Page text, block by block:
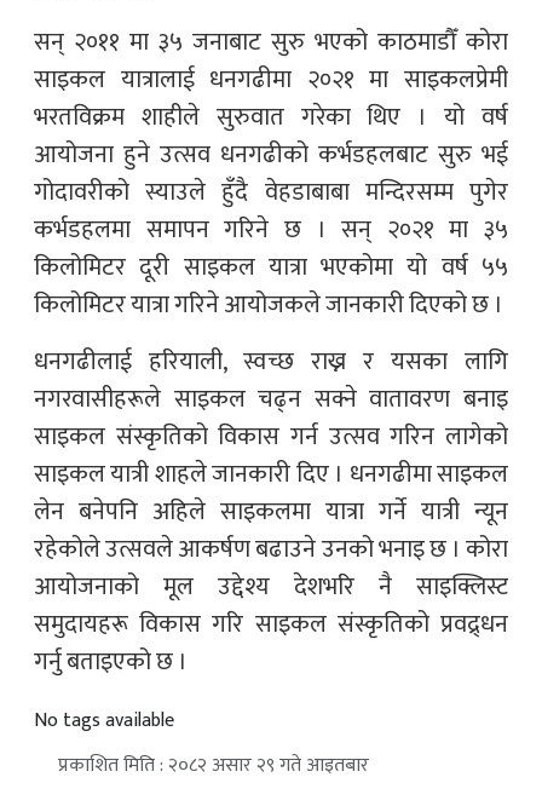
सन् २०११ मा ३५ जनाबाट सुरु भएको काठमाडौँ कोरा
साइकल यात्रालाई धनगढीमा २०२१ मा साइकलप्रेमी
भरतविक्रम शाहीले सुरुवात गरेका थिए । यो वर्ष
आयोजना हुने उत्सव धनगढीको कर्भडहलबाट सुरु भई
गोदावरीको स्याउले हुँदै वेहडाबाबा मन्दिरसम्म पुगेर
कर्भडहलमा समापन गरिने छ । सन् २०२१ मा ३५
किलोमिटर दूरी साइकल यात्रा भएकोमा यो वर्ष ५५
किलोमिटर यात्रा गरिने आयोजकले जानकारी दिएको छ ।
धनगढीलाई हरियाली, स्वच्छ राख्न र यसका लागि
नगरवासीहरूले साइकल चढ्न सक्ने वातावरण बनाइ
साइकल संस्कृतिको विकास गर्न उत्सव गरिन लागेको
साइकल यात्री शाहले जानकारी दिए । धनगढीमा साइकल
लेन बनेपनि अहिले साइकलमा यात्रा गर्ने यात्री न्यून
रहेकोले उत्सवले आकर्षण बढाउने उनको भनाइ छ । कोरा
आयोजनाको मूल उद्देश्य देशभरि नै साइक्लिस्ट
समुदायहरू विकास गरि साइकल संस्कृतिको प्रवद्र्धन
गर्नु बताइएको छ ।
No tags available
प्रकाशित मिति : २०८२ असार २९ गते आइतबार